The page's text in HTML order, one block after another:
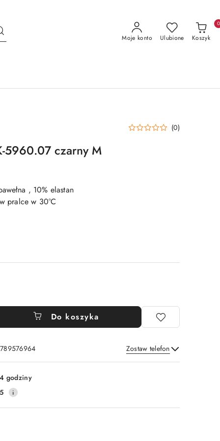
Moje konto Ulubione Koszyk
0
(0)
5960.07 czarny M
, 10% elastan
pralce w 30°C
Do koszyka
Zostaw telefon
Wyślij
godziny